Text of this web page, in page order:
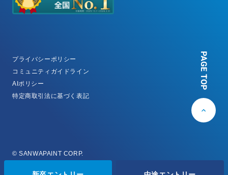
プライバシーポリシー
コミュニティガイドライン
AIポリシー
特定商取引法に基づく表記
© SANWAPAINT CORP.
PAGE TOP